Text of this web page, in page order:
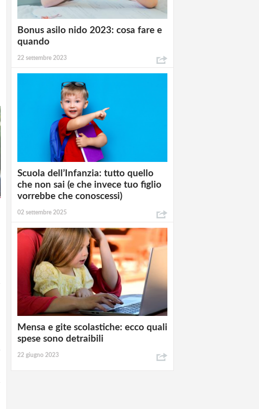
Bonus asilo nido 2023: cosa fare e
quando
22 settembre 2023
Scuola dell’Infanzia: tutto quello
che non sai (e che invece tuo figlio
vorrebbe che conoscessi)
02 settembre 2025
Mensa e gite scolastiche: ecco quali
spese sono detraibili
22 giugno 2023